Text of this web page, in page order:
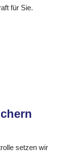
für Sie.
setzen wir